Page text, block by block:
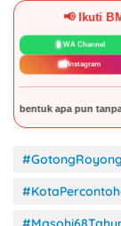
📢 Ikuti
📱 WA Channel
📸Instagram
dari redaksi
#GotongRoyong